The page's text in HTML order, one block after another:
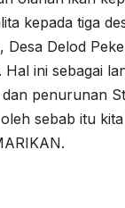
kepada tiga
Desa Delod
Hal ini sebagai
penurunan
sebab itu